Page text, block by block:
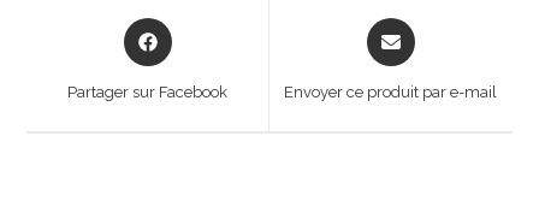
Opens
in
Partager sur Facebook
Opens
in
new
Envoyer ce produit par e-mail